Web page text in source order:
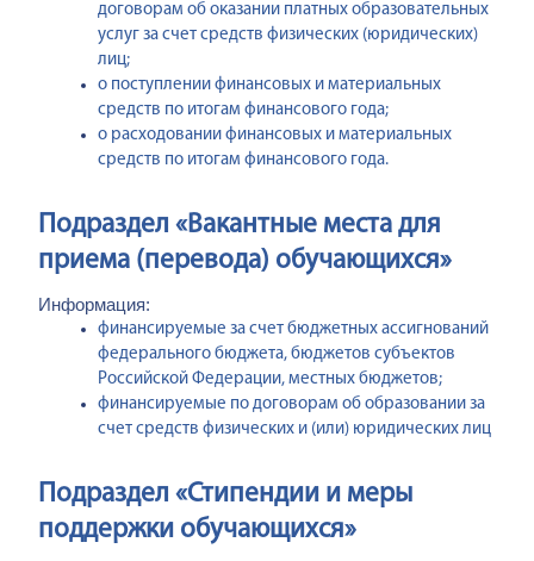
договорам об оказании платных образовательных
услуг за счет средств физических (юридических)
лиц;
о поступлении финансовых и материальных
средств по итогам финансового года;
о расходовании финансовых и материальных
средств по итогам финансового года.
Подраздел «Вакантные места для
приема (перевода) обучающихся»
Информация:
финансируемые за счет бюджетных ассигнований
федерального бюджета, бюджетов субъектов
Российской Федерации, местных бюджетов;
финансируемые по договорам об образовании за
счет средств физических и (или) юридических лиц
Подраздел «Стипендии и меры
поддержки обучающихся»